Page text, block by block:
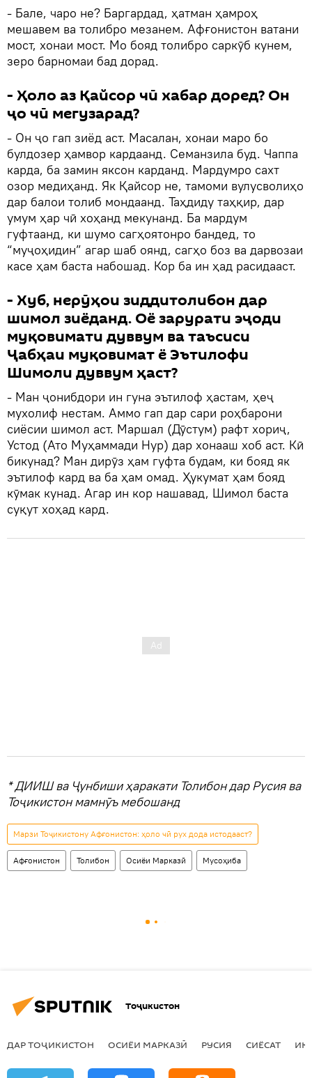
- Бале, чаро не? Баргардад, ҳатман ҳамроҳ
мешавем ва толибро мезанем. Афғонистон ватани
мост, хонаи мост. Мо бояд толибро саркӯб кунем,
зеро барномаи бад дорад.
- Ҳоло аз Қайсор чӣ хабар доред? Он
ҷо чӣ мегузарад?
- Он ҷо гап зиёд аст. Масалан, хонаи маро бо
булдозер ҳамвор кардаанд. Семанзила буд. Чаппа
карда, ба замин яксон карданд. Мардумро сахт
озор медиҳанд. Як Қайсор не, тамоми вулусволиҳо
дар балои толиб мондаанд. Таҳдиду таҳқир, дар
умум ҳар чӣ хоҳанд мекунанд. Ба мардум
гуфтаанд, ки шумо сагҳоятонро бандед, то
“муҷоҳидин” агар шаб оянд, сагҳо боз ва дарвозаи
касе ҳам баста набошад. Кор ба ин ҳад расидааст.
- Хуб, нерӯҳои зиддитолибон дар
шимол зиёданд. Оё зарурати эҷоди
муқовимати дуввум ва таъсиси
Ҷабҳаи муқовимат ё Эътилофи
Шимоли дуввум ҳаст?
- Ман ҷонибдори ин гуна эътилоф ҳастам, ҳеҷ
мухолиф нестам. Аммо гап дар сари роҳбарони
сиёсии шимол аст. Маршал (Дӯстум) рафт хориҷ,
Устод (Ато Муҳаммади Нур) дар хонааш хоб аст. Кӣ
бикунад? Ман дирӯз ҳам гуфта будам, ки бояд як
эътилоф кард ва ба ҳам омад. Ҳукумат ҳам бояд
кӯмак кунад. Агар ин кор нашавад, Шимол баста
суқут хоҳад кард.
* ДИИШ ва Ҷунбиши ҳаракати Толибон дар Русия ва
Тоҷикистон мамнӯъ мебошанд
Марзи Тоҷикистону Афғонистон: ҳоло чӣ рух дода истодааст?
Афғонистон Толибон Осиёи Марказӣ Мусоҳиба
Тоҷикистон
ДАР ТОҶИКИСТОН ОСИЁИ МАРКАЗӢ РУСИЯ СИЁСАТ